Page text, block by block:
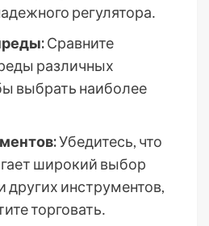
регулятора․
Сравните
различных
выбрать наиболее
Убедитесь, что
широкий выбор
других инструментов,
торговать․